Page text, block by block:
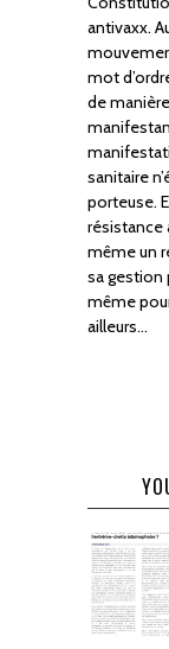
antivaxx.
mot
de
sanitaire
porteuse.
résistance
même un
sa gestion
même
ailleurs…